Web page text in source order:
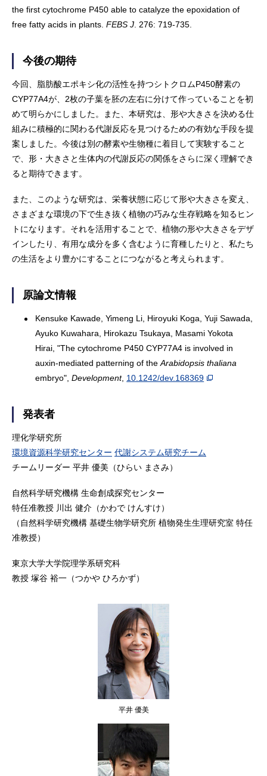
the first cytochrome P450 able to catalyze the epoxidation of
free fatty acids in plants. FEBS J . 276: 719-735.
今後の期待
今回、脂肪酸エポキシ化の活性を持つシトクロムP450酵素の
CYP77A4が、2枚の子葉を胚の左右に分けて作っていることを初
めて明らかにしました。また、本研究は、形や大きさを決める仕
組みに積極的に関わる代謝反応を見つけるための有効な手段を提
案しました。今後は別の酵素や生物種に着目して実験すること
で、形・大きさと生体内の代謝反応の関係をさらに深く理解でき
ると期待できます。
また、このような研究は、栄養状態に応じて形や大きさを変え、
さまざまな環境の下で生き抜く植物の巧みな生存戦略を知るヒン
トになります。それを活用することで、植物の形や大きさをデザ
インしたり、有用な成分を多く含むように育種したりと、私たち
の生活をより豊かにすることにつながると考えられます。
原論文情報
Kensuke Kawade, Yimeng Li, Hiroyuki Koga, Yuji Sawada,
Ayuko Kuwahara, Hirokazu Tsukaya, Masami Yokota
Hirai, "The cytochrome P450 CYP77A4 is involved in
auxin-mediated patterning of theArabidopsis thaliana
embryo",Development, 10.1242/dev.168369
発表者
理化学研究所
環境資源科学研究センター 代謝システム研究チーム
チームリーダー 平井 優美（ひらい まさみ）
自然科学研究機構 生命創成探究センター
特任准教授 川出 健介（かわで けんすけ）
（自然科学研究機構 基礎生物学研究所 植物発生生理研究室 特任
准教授）
東京大学大学院理学系研究科
教授 塚谷 裕一（つかや ひろかず）
平井 優美